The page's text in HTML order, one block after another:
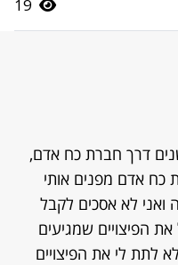
19
עובד בחברת הייטק 2.5 שנים דרך חברת כח אדם,
כח אדם מפנים אותי
לא אסכים לקבל
הפיצויים שמגיעים
לתת לי את הפיצויים